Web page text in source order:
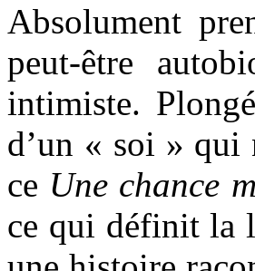
Absolument
peut-être
intimiste.
d’un « soi » qui
ce Une chance
ce qui définit la